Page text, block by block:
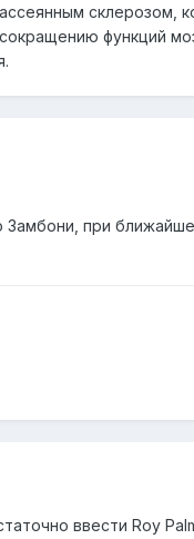
склерозом,
функций
Замбони, при
ввести Roy